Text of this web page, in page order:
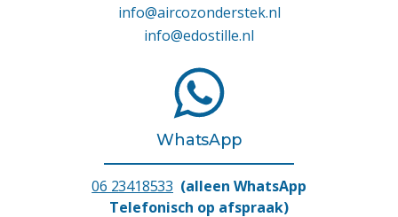
info@aircozonderstek.nl
info@edostille.nl
WhatsApp
06 23418533 (alleen WhatsApp
Telefonisch op afspraak)